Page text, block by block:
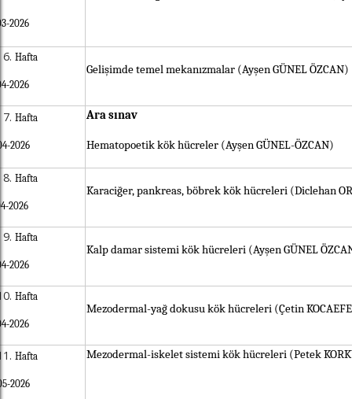
2026
Hafta
2026
Gelişimde temel mekanızmalar (Ayşen GÜNEL ÖZCAN)
Hafta
2026
Ara sınav
Hematopoetik kök hücreler (Ayşen GÜNEL-ÖZCAN)
Hafta
2026
Karaciğer, pankreas, böbrek kök hücreleri (Diclehan
Hafta
2026
Kalp damar sistemi kök hücreleri (Ayşen GÜNEL
Hafta
2026
Mezodermal-yağ dokusu kök hücreleri (Çetin
Hafta
2026
Mezodermal-iskelet sistemi kök hücreleri (Petek